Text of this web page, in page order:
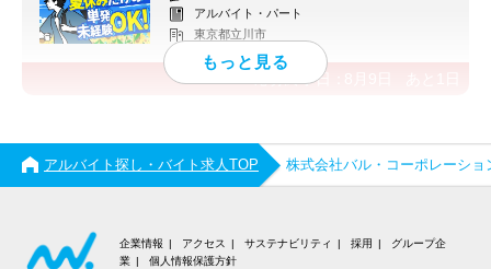
アルバイト・パート
東京都立川市
応募終了日：
アルバイト探し・バイト求人TOP 株式会社バル・コーポレーシ
企業情報 アクセス サステナビリティ 採用
グループ企
業
個人情報保護方針